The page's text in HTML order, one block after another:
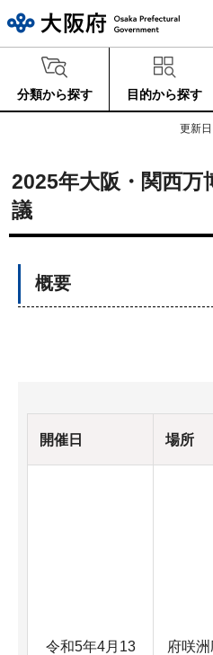
分類から探す 目的から探す
更新
2025年大阪・関西万
議
概要
開催日 場所
令和5年4月13
府咲